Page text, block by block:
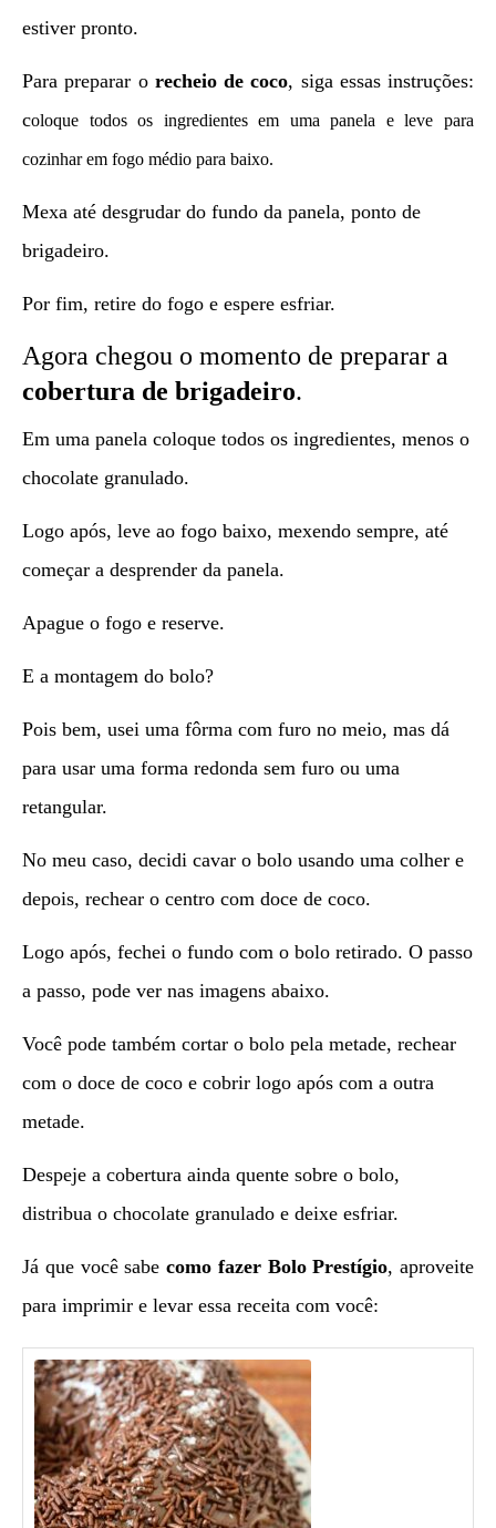
estiver pronto.
Para preparar o recheio de coco, siga essas instruções:
coloque todos os ingredientes em uma panela e leve para
cozinhar em fogo médio para baixo.
Mexa até desgrudar do fundo da panela, ponto de
brigadeiro.
Por fim, retire do fogo e espere esfriar.
Agora chegou o momento de preparar a
cobertura de brigadeiro.
Em uma panela coloque todos os ingredientes, menos o
chocolate granulado.
Logo após, leve ao fogo baixo, mexendo sempre, até
começar a desprender da panela.
Apague o fogo e reserve.
E a montagem do bolo?
Pois bem, usei uma fôrma com furo no meio, mas dá
para usar uma forma redonda sem furo ou uma
retangular.
No meu caso, decidi cavar o bolo usando uma colher e
depois, rechear o centro com doce de coco.
Logo após, fechei o fundo com o bolo retirado. O passo
a passo, pode ver nas imagens abaixo.
Você pode também cortar o bolo pela metade, rechear
com o doce de coco e cobrir logo após com a outra
metade.
Despeje a cobertura ainda quente sobre o bolo,
distribua o chocolate granulado e deixe esfriar.
Já que você sabe como fazer Bolo Prestígio, aproveite
para imprimir e levar essa receita com você: